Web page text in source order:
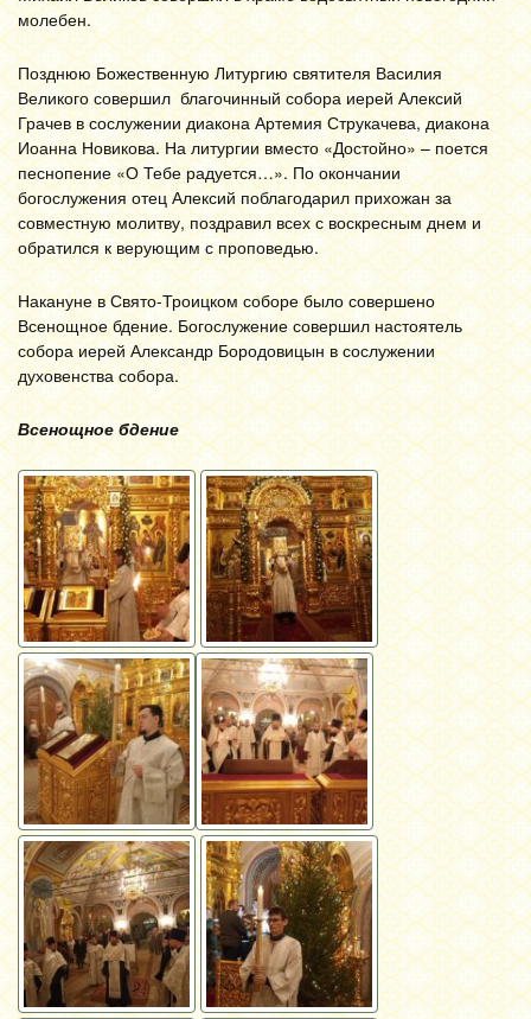
молебен.
Позднюю Божественную Литургию святителя Василия
Великого совершил благочинный собора иерей Алексий
Грачев в сослужении диакона Артемия Струкачева, диакона
Иоанна Новикова. На литургии вместо «Достойно» – поется
песнопение «О Тебе радуется…». По окончании
богослужения отец Алексий поблагодарил прихожан за
совместную молитву, поздравил всех с воскресным днем и
обратился к верующим с проповедью.
Накануне в Свято-Троицком соборе было совершено
Всенощное бдение. Богослужение совершил настоятель
собора иерей Александр Бородовицын в сослужении
духовенства собора.
Всенощное бдение